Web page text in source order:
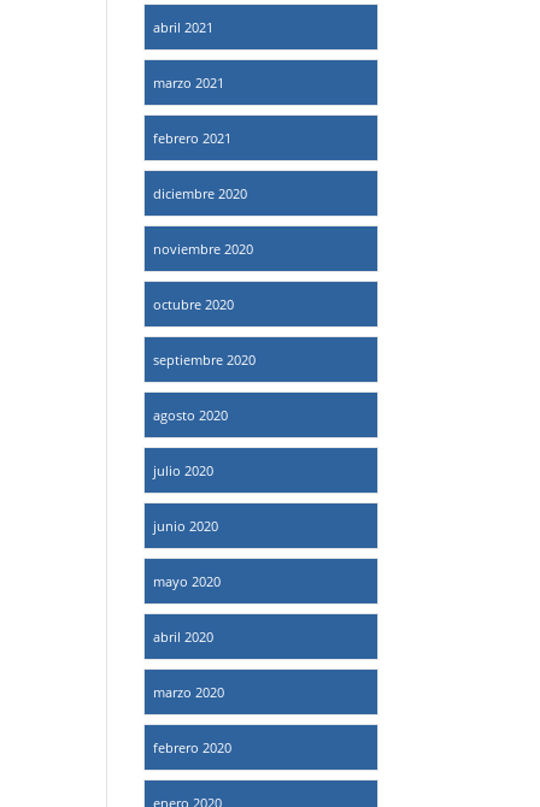
abril 2021
marzo 2021
febrero 2021
diciembre 2020
noviembre 2020
octubre 2020
septiembre 2020
agosto 2020
julio 2020
junio 2020
mayo 2020
abril 2020
marzo 2020
febrero 2020
enero 2020